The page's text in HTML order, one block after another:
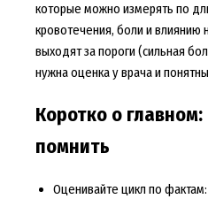
которые можно измерять по
кровотечения, боли и влиянию
выходят за пороги (сильная
нужна оценка у врача и
Коротко о
помнить
Оценивайте цикл по